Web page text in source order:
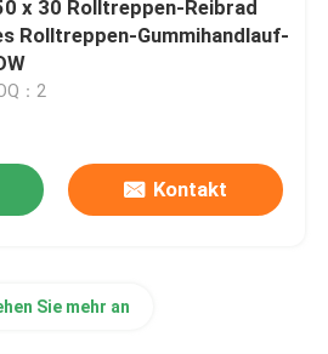
x 30 Rolltreppen-Reibrad
Rolltreppen-Gummihandlauf-
：2
Kontakt
Sie mehr an